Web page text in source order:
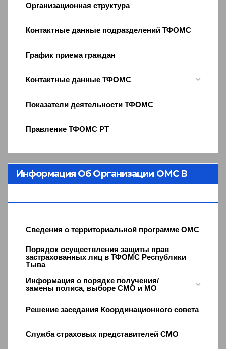
Организационная структура
Контактные данные подразделений ТФОМС
График приема граждан
Контактные данные ТФОМС
Показатели деятельности ТФОМС
Правление ТФОМС РТ
Информация Об Организации ОМС В
Сведения о территориальной программе ОМС
Порядок осуществления защиты прав
застрахованных лиц в ТФОМС Республики
Тыва
Информация о порядке получения/
замены полиса, выборе СМО и МО
Решение заседания Координационного совета
Служба страховых представителей СМО